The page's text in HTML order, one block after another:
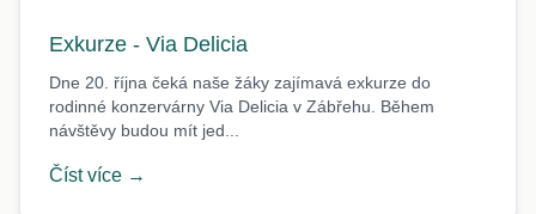
Exkurze - Via Delicia
Dne 20. října čeká naše žáky zajímavá exkurze do
rodinné konzervárny Via Delicia v Zábřehu. Během
návštěvy budou mít jed...
Číst více →